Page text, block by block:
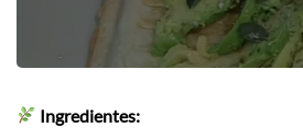
Ingredientes: